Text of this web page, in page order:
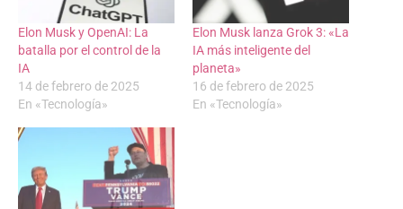
Elon Musk y OpenAI: La
batalla por el control de la
IA
14 de febrero de 2025
En «Tecnología»
Elon Musk lanza Grok 3: «La
IA más inteligente del
planeta»
16 de febrero de 2025
En «Tecnología»